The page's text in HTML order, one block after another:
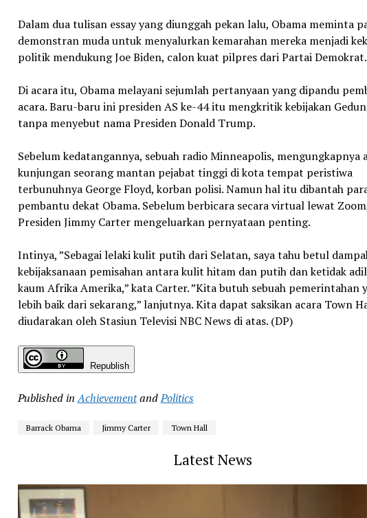
Dalam dua tulisan essay yang diunggah pekan lalu, Obama meminta
demonstran muda untuk menyalurkan kemarahan mereka menjadi
politik mendukung Joe Biden, calon kuat pilpres dari Partai Demokrat.
Di acara itu, Obama melayani sejumlah pertanyaan yang dipandu
acara. Baru-baru ini presiden AS ke-44 itu mengkritik kebijakan
tanpa menyebut nama Presiden Donald Trump.
Sebelum kedatangannya, sebuah radio Minneapolis, mengungkapnya
kunjungan seorang mantan pejabat tinggi di kota tempat peristiwa
terbunuhnya George Floyd, korban polisi. Namun hal itu dibantah
pembantu dekat Obama. Sebelum berbicara secara virtual lewat
Presiden Jimmy Carter mengeluarkan pernyataan penting.
Intinya, ”Sebagai lelaki kulit putih dari Selatan, saya tahu betul
kebijaksanaan pemisahan antara kulit hitam dan putih dan ketidak
kaum Afrika Amerika,” kata Carter. ”Kita butuh sebuah pemerintahan
lebih baik dari sekarang,” lanjutnya. Kita dapat saksikan acara Town
diudarakan oleh Stasiun Televisi NBC News di atas. (DP)
Republish
Published in AchievementandPolitics
Barrack Obama Jimmy Carter Town Hall
Latest News